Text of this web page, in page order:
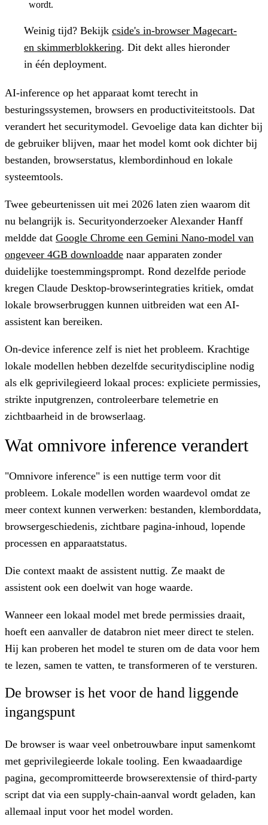
wordt.
Weinig tijd? Bekijk cside's in-browser Magecart-
en skimmerblokkering. Dit dekt alles hieronder
in één deployment.
AI-inference op het apparaat komt terecht in
besturingssystemen, browsers en productiviteitstools. Dat
verandert het securitymodel. Gevoelige data kan dichter bij
de gebruiker blijven, maar het model komt ook dichter bij
bestanden, browserstatus, klembordinhoud en lokale
systeemtools.
Twee gebeurtenissen uit mei 2026 laten zien waarom dit
nu belangrijk is. Securityonderzoeker Alexander Hanff
meldde dat Google Chrome een Gemini Nano-model van
ongeveer 4GB downloadde naar apparaten zonder
duidelijke toestemmingsprompt. Rond dezelfde periode
kregen Claude Desktop-browserintegraties kritiek, omdat
lokale browserbruggen kunnen uitbreiden wat een AI-
assistent kan bereiken.
On-device inference zelf is niet het probleem. Krachtige
lokale modellen hebben dezelfde securitydiscipline nodig
als elk geprivilegieerd lokaal proces: expliciete permissies,
strikte inputgrenzen, controleerbare telemetrie en
zichtbaarheid in de browserlaag.
Wat omnivore inference verandert
"Omnivore inference" is een nuttige term voor dit
probleem. Lokale modellen worden waardevol omdat ze
meer context kunnen verwerken: bestanden, klemborddata,
browsergeschiedenis, zichtbare pagina-inhoud, lopende
processen en apparaatstatus.
Die context maakt de assistent nuttig. Ze maakt de
assistent ook een doelwit van hoge waarde.
Wanneer een lokaal model met brede permissies draait,
hoeft een aanvaller de databron niet meer direct te stelen.
Hij kan proberen het model te sturen om de data voor hem
te lezen, samen te vatten, te transformeren of te versturen.
De browser is het voor de hand liggende
ingangspunt
De browser is waar veel onbetrouwbare input samenkomt
met geprivilegieerde lokale tooling. Een kwaadaardige
pagina, gecompromitteerde browserextensie of third-party
script dat via een supply-chain-aanval wordt geladen, kan
allemaal input voor het model worden.